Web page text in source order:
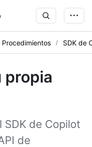
Procedimientos SDK de
propia
SDK de Copilot
de